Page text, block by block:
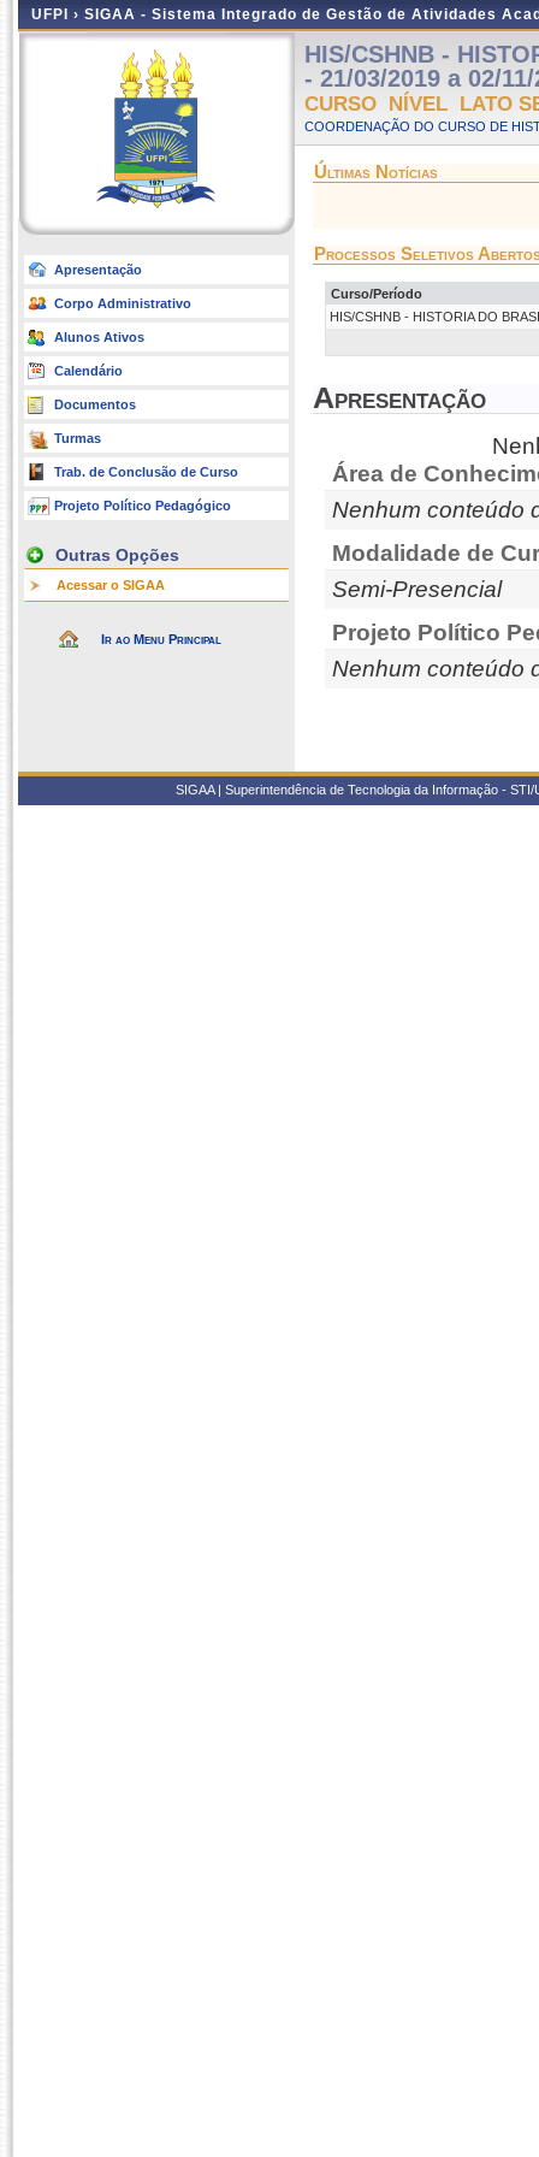
UFPI › SIGAA - Sistema Integrado de Gestão de Atividades
Apresentação
Corpo Administrativo
Alunos Ativos
Calendário
Documentos
Turmas
Trab. de Conclusão de Curso
Projeto Político Pedagógico
Outras Opções
Acessar o SIGAA
Ir ao Menu Principal
HIS/CSHNB -
- 21/03/2019 a 02/11/
CURSO NÍVEL LATO
COORDENAÇÃO DO CURSO DE
Últimas Notícias
Processos Seletivos
Curso/Período
HIS/CSHNB - HISTORIA DO
Apresentação
Área de
Nenhum conteúdo
Modalidade de
Semi-Presencial
Projeto Político
Nenhum conteúdo
SIGAA | Superintendência de Tecnologia da Informação -